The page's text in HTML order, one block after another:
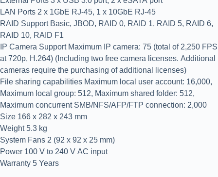
LAN Ports 2 x 1GbE RJ-45, 1 x 10GbE RJ-45
RAID Support Basic, JBOD, RAID 0, RAID 1, RAID 5, RAID 6,
RAID 10, RAID F1
IP Camera Support Maximum IP camera: 75 (total of 2,250 FPS
at 720p, H.264) (Including two free camera licenses. Additional
cameras require the purchasing of additional licenses)
File sharing capabilities Maximum local user account: 16,000,
Maximum local group: 512, Maximum shared folder: 512,
Maximum concurrent SMB/NFS/AFP/FTP connection: 2,000
Size 166 x 282 x 243 mm
Weight 5.3 kg
System Fans 2 (92 x 92 x 25 mm)
Power 100 V to 240 V AC input
Warranty 5 Years